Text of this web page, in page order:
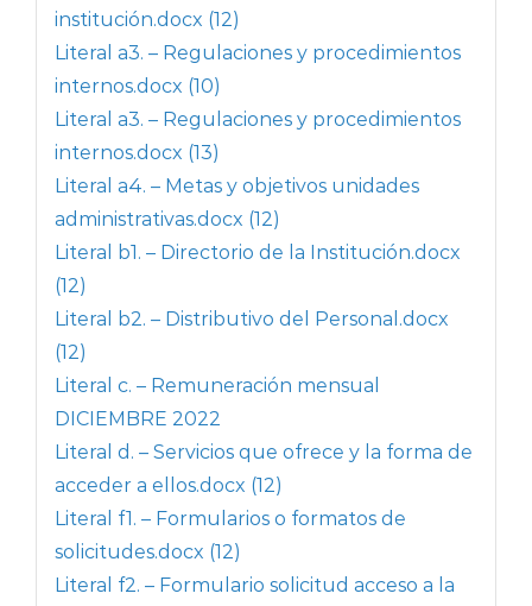
institución.docx (12)
Literal a3. – Regulaciones y procedimientos
internos.docx (10)
Literal a3. – Regulaciones y procedimientos
internos.docx (13)
Literal a4. – Metas y objetivos unidades
administrativas.docx (12)
Literal b1. – Directorio de la Institución.docx
(12)
Literal b2. – Distributivo del Personal.docx
(12)
Literal c. – Remuneración mensual
DICIEMBRE 2022
Literal d. – Servicios que ofrece y la forma de
acceder a ellos.docx (12)
Literal f1. – Formularios o formatos de
solicitudes.docx (12)
Literal f2. – Formulario solicitud acceso a la